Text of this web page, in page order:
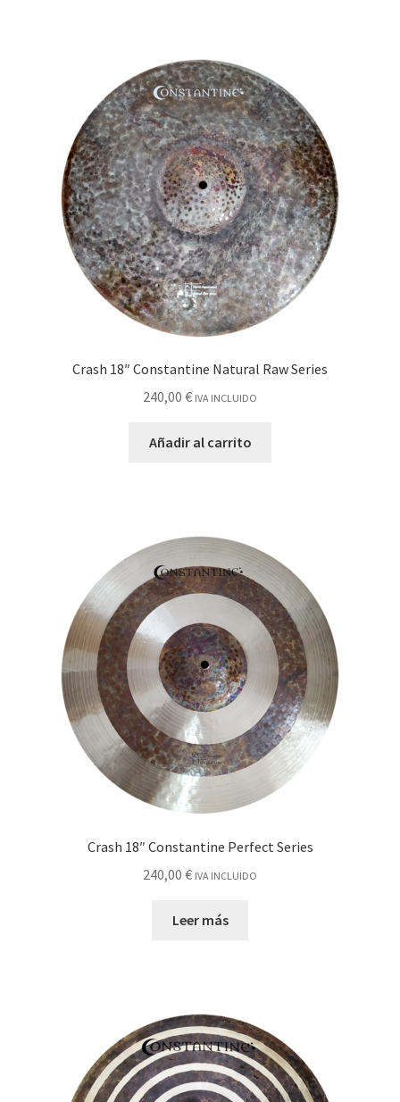
Crash 18″ Constantine Natural Raw Series
240,00 € IVA INCLUIDO
Añadir al carrito
Crash 18″ Constantine Perfect Series
240,00 € IVA INCLUIDO
Leer más